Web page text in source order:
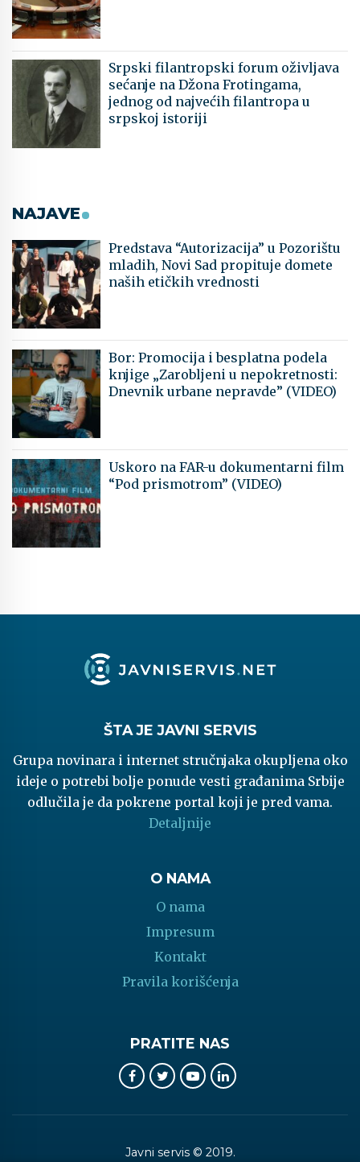
Srpski filantropski forum oživljava
sećanje na Džona Frotingama,
jednog od najvećih filantropa u
srpskoj istoriji
NAJAVE
Predstava “Autorizacija” u Pozorištu
mladih, Novi Sad propituje domete
naših etičkih vrednosti
Bor: Promocija i besplatna podela
knjige „Zarobljeni u nepokretnosti:
Dnevnik urbane nepravde” (VIDEO)
Uskoro na FAR-u dokumentarni film
“Pod prismotrom” (VIDEO)
ŠTA JE JAVNI SERVIS
Grupa novinara i internet stručnjaka okupljena oko
ideje o potrebi bolje ponude vesti građanima Srbije
odlučila je da pokrene portal koji je pred vama.
Detaljnije
O NAMA
O nama
Impresum
Kontakt
Pravila korišćenja
PRATITE NAS
Javni servis © 2019.